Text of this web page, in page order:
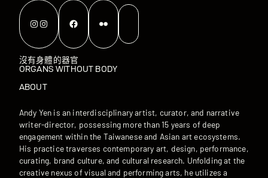
Instagram Instagram Facebook Flickr
沒有身體的器官
ORGANS WITHOUT BODY
ABOUT
Andy Yen is an interdisciplinary artist, curator, and narrative
writer-director, possessing more than 15 years of deep
engagement within the Taiwanese and Asian art ecosystems.
His practice traverses contemporary art, design, performance,
curating, brand culture, and cultural research. Unfolding at the
creative nexus of visual and performing arts, he utilizes a